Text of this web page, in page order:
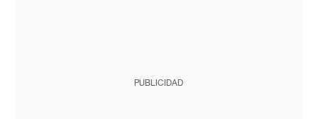
PUBLICIDAD